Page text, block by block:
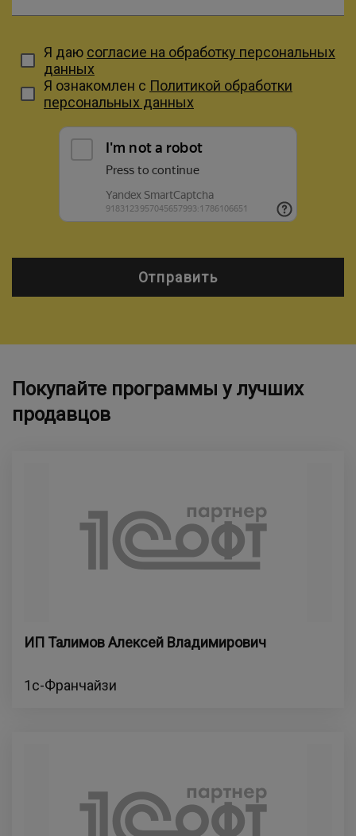
Я даю согласие на обработку персональных
данных
Я ознакомлен с Политикой обработки
персональных данных
Отправить
Покупайте программы у лучших
продавцов
ИП Талимов Алексей Владимирович
1с-Франчайзи